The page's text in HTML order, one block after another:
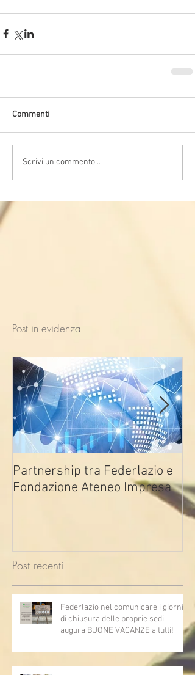
Commenti
Scrivi un commento...
Post in evidenza
Partnership tra Federlazio e
Fondazione Ateneo Impresa
Post recenti
Federlazio nel comunicare i giorni
di chiusura delle proprie sedi,
augura BUONE VACANZE a tutti!